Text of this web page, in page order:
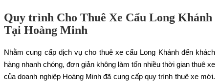
Quy trình Cho Thuê Xe Cẩu Long Khánh
Tại Hoàng Minh
Nhằm cung cấp dịch vụ cho thuê xe cẩu Long Khánh đến khách
hàng nhanh chóng, đơn giản không làm tốn nhiều thời gian thuê xe
của doanh nghiệp Hoàng Minh đã cung cấp quy trình thuê xe mới.